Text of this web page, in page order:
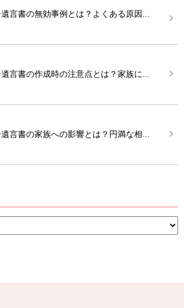
遺言書の無効事例とは？よくある原因...
遺言書の作成時の注意点とは？家族に...
遺言書の家族への影響とは？円満な相...